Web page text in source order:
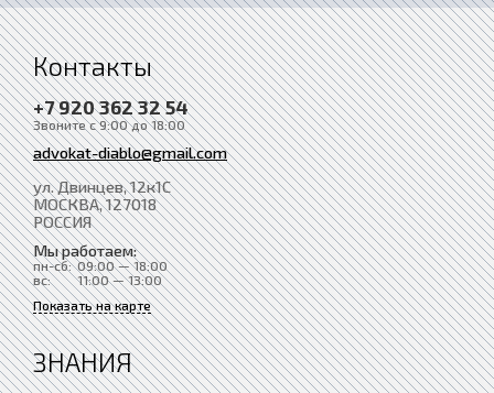
Контакты
+7 920 362 32 54
Звоните с 9:00 до 18:00
advokat-diablo@gmail.com
ул. Двинцев, 12к1С
МОСКВА, 127018
РОССИЯ
Мы работаем:
пн-сб: 09:00 — 18:00
вс:
11:00 — 13:00
Показать на карте
ЗНАНИЯ